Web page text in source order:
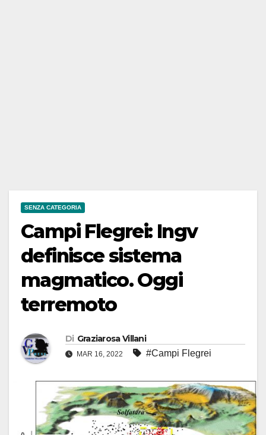
SENZA CATEGORIA
Campi Flegrei: Ingv
definisce sistema
magmatico. Oggi
terremoto
Di Graziarosa Villani
MAR 16, 2022 #Campi Flegrei